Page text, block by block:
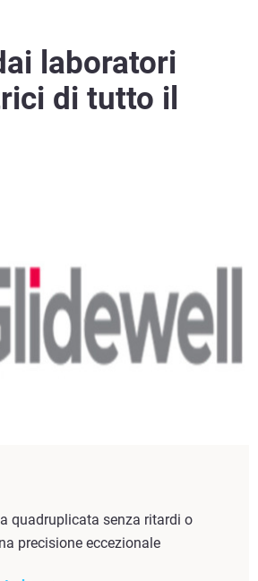
laboratori
di tutto il
quadruplicata senza ritardi o
precisione eccezionale